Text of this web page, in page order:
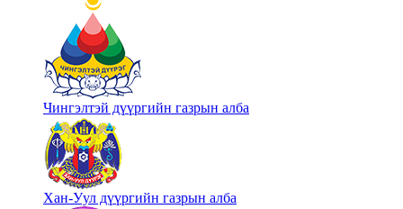
Чингэлтэй дүүргийн газрын алба
Хан-Уул дүүргийн газрын алба